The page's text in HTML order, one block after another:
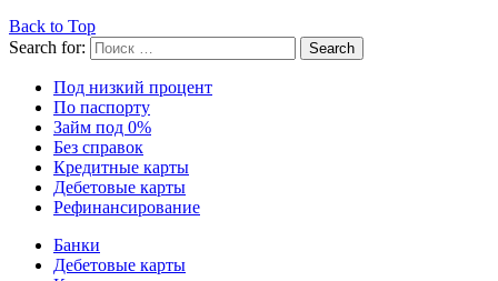
Back to Top
Search for:
Search
Под низкий процент
По паспорту
Займ под 0%
Без справок
Кредитные карты
Дебетовые карты
Рефинансирование
Банки
Дебетовые карты